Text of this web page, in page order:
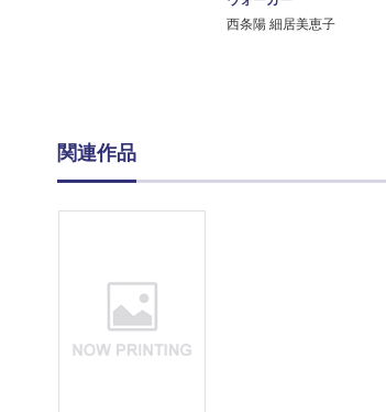
西条陽 細居美恵子
関連作品